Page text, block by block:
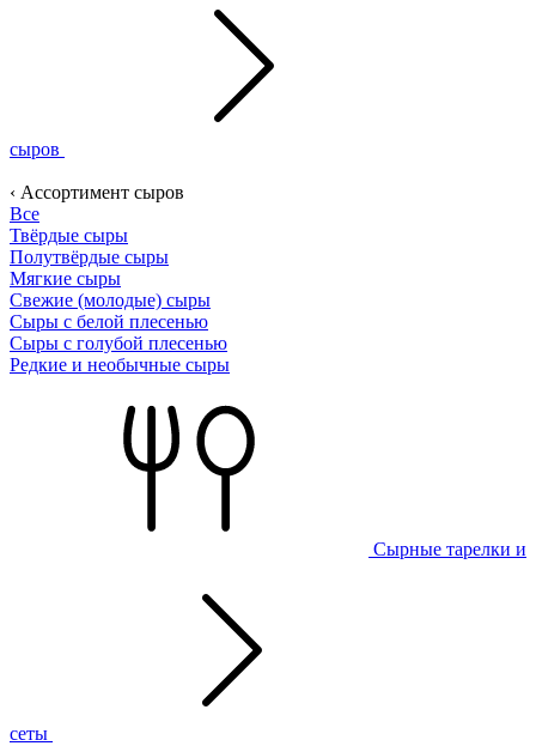
сыров
‹ Ассортимент сыров
Все
Твёрдые сыры
Полутвёрдые сыры
Мягкие сыры
Свежие (молодые) сыры
Сыры с белой плесенью
Сыры с голубой плесенью
Редкие и необычные сыры
Сырные тарелки и
сеты